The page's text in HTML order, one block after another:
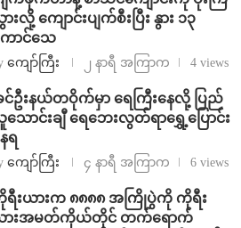
းလို့ ကျောင်းပျက်စီးပြီး နွား ၁၃
ာင်သေ
ကျော်ကြီး ၂ နာရီ အကြာက 4 views
င်ဦးနယ်တဝိုက်မှာ ရေကြီးနေလို့ ပြည်
ောင်းချီ ရေဘေးလွတ်ရာရွှေ့ပြောင်း
ရ
ကျော်ကြီး ၄ နာရီ အကြာက 6 views
ရီးယားက ၈၈၈၈ အကြိုပွဲကို ကိုရီး
ားအမတ်ကိုယ်တိုင် တက်ရောက်